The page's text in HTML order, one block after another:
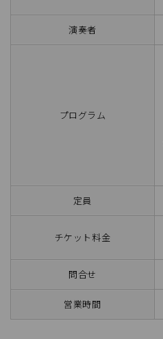
演奏者
プログラム
定員
チケット料金
問合せ
営業時間